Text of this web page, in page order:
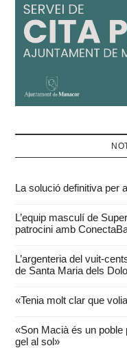
La solució definitiva per
L’equip masculí de
patrocini amb
L’argenteria del vuit-
de Santa Maria dels
«Tenia molt clar que
«Son Macià és un
gel al sol»